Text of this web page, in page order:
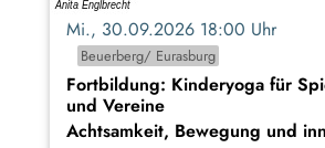
Mi., 30.09.2026 18:00 Uhr
Beuerberg/ Eurasburg
Fortbildung: Kinderyoga für
und Vereine
Achtsamkeit, Bewegung und